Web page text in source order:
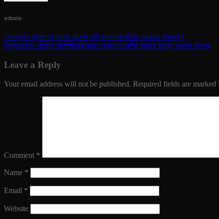
admin
সোনারপুরে প্রকাশ্যে দিনের আলোয় গুলি চালানোর ঘটনায় একাকায় চাঞ্চল্য।
বিশ্বভারতীর হোস্টেল বৃহস্পতিবার সকালে দ্বাদশ শ্রেণীর পড়ুয়ার ঝুলন্ত মৃতদেহ উদ্ধার
Leave a Reply
Your email address will not be published. Required fields are marked
Comment *
Name *
Email *
Website